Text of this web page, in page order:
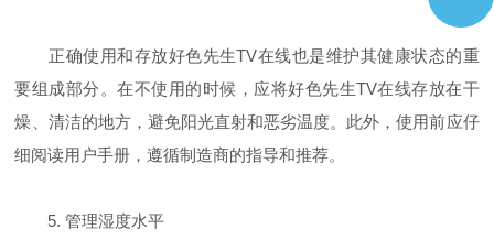
正确使用和存放好色先生TV在线也是维护其健康状态的重
要组成部分。在不使用的时候，应将好色先生TV在线存放在干
燥、清洁的地方，避免阳光直射和恶劣温度。此外，使用前应仔
细阅读用户手册，遵循制造商的指导和推荐。
5. 管理湿度水平